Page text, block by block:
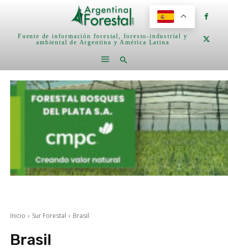
Fuente de información forestal, foresto-industrial y
ambiental de Argentina y América Latina
Inicio Sur Forestal Brasil
Brasil